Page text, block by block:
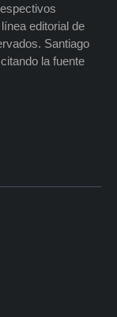
editorial de
Santiago
la fuente